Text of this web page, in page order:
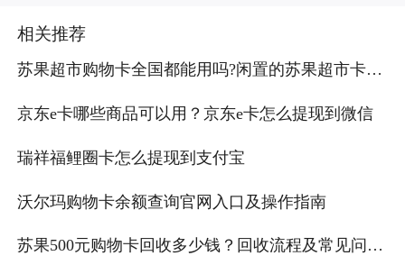
相关推荐
苏果超市购物卡全国都能用吗?闲置的苏果超市卡哪
京东e卡哪些商品可以用？京东e卡怎么提现到微信
瑞祥福鲤圈卡怎么提现到支付宝
沃尔玛购物卡余额查询官网入口及操作指南
苏果500元购物卡回收多少钱？回收流程及常见问题